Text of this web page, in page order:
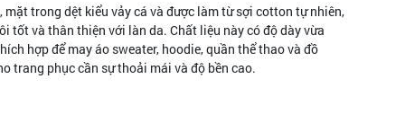
trong dệt kiểu vảy cá và được làm từ sợi cotton tự nhiên,
tốt và thân thiện với làn da. Chất liệu này có độ dày vừa
hợp để may áo sweater, hoodie, quần thể thao và đồ
trang phục cần sự thoải mái và độ bền cao.